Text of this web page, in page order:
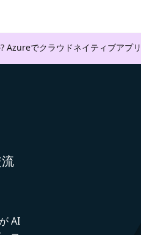
Azureでクラウドネイティブアプ
AI